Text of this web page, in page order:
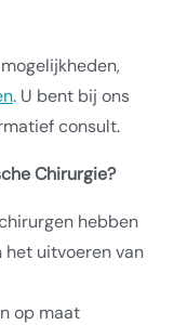
. U bent bij ons
consult.
Chirurgie?
hebben
het uitvoeren van
op maat